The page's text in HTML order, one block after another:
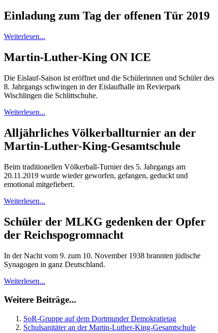
Einladung zum Tag der offenen Tür 2019
Weiterlesen...
Martin-Luther-King ON ICE
Die Eislauf-Saison ist eröffnet und die Schülerinnen und Schüler des
8. Jahrgangs schwingen in der Eislaufhalle im Revierpark
Wischlingen die Schlittschuhe.
Weiterlesen...
Alljährliches Völkerballturnier an der
Martin-Luther-King-Gesamtschule
Beim traditionellen Völkerball-Turnier des 5. Jahrgangs am
20.11.2019 wurde wieder geworfen, gefangen, geduckt und
emotional mitgefiebert.
Weiterlesen...
Schüler der MLKG gedenken der Opfer
der Reichspogromnacht
In der Nacht vom 9. zum 10. November 1938 brannten jüdische
Synagogen in ganz Deutschland.
Weiterlesen...
Weitere Beiträge...
SoR-Gruppe auf dem Dortmunder Demokratietag
Schulsanitäter an der Martin-Luther-King-Gesamtschule